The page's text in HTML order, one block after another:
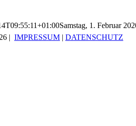
Samstag, 1. Februar
| IMPRESSUM | DATENSCHUTZ